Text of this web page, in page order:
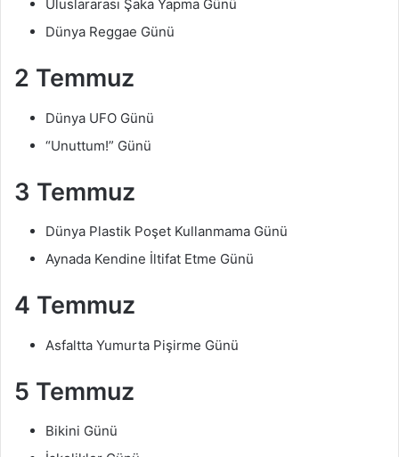
Uluslararası Şaka Yapma Günü
Dünya Reggae Günü
2 Temmuz
Dünya UFO Günü
“Unuttum!” Günü
3 Temmuz
Dünya Plastik Poşet Kullanmama Günü
Aynada Kendine İltifat Etme Günü
4 Temmuz
Asfaltta Yumurta Pişirme Günü
5 Temmuz
Bikini Günü